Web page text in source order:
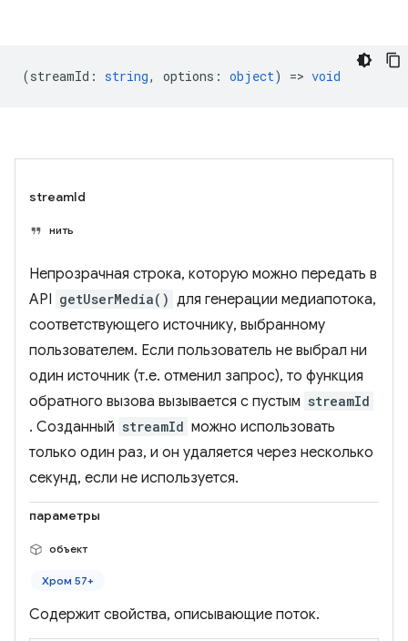
(streamId : string, options : object) => void
streamId
нить
Непрозрачная строка, которую можно передать в
API getUserMedia() для генерации медиапотока,
соответствующего источнику, выбранному
пользователем. Если пользователь не выбрал ни
один источник (т.е. отменил запрос), то функция
обратного вызова вызывается с пустым streamId
. Созданный streamId можно использовать
только один раз, и он удаляется через несколько
секунд, если не используется.
параметры
объект
Хром 57+
Содержит свойства, описывающие поток.